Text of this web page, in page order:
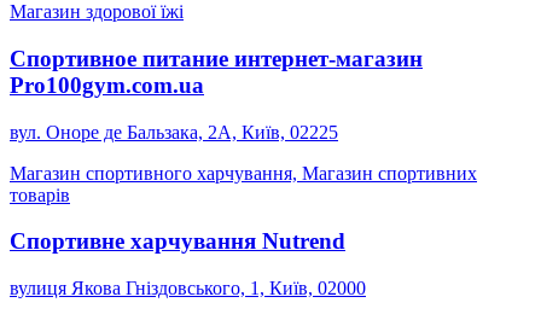
Магазин здорової їжі
Спортивное питание интернет-магазин
Pro100gym.com.ua
вул. Оноре де Бальзака, 2А, Київ, 02225
Магазин спортивного харчування, Магазин спортивних
товарів
Спортивне харчування Nutrend
вулиця Якова Гніздовського, 1, Київ, 02000